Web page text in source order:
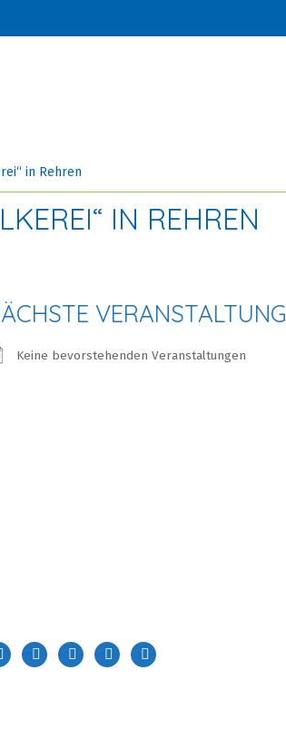
in Rehren
IN REHREN
VERANSTALTUNG
Keine bevorstehenden Veranstaltungen